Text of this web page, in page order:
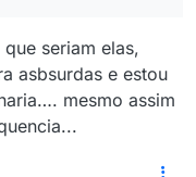
seriam elas,
asbsurdas e estou
mesmo assim